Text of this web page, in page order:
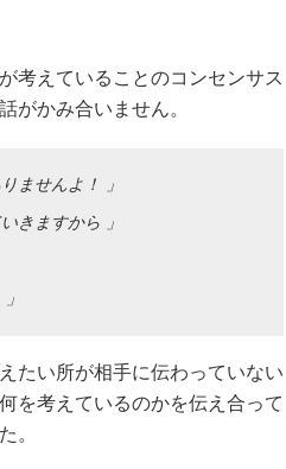
考えていることのコンセンサス
がかみ合いません。
ませんよ！ 」
きますから 」
たい所が相手に伝わっていない
を考えているのかを伝え合って
。